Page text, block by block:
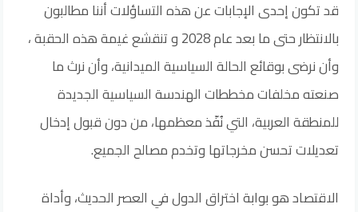
قد تكون إحدى الإجابات عن هذه التساؤلات أننا مطالبون
بالانتظار حتى ما بعد عام 2028 و تنقشع غيمة هذه الحقبة ،
وأن نرضى بوقائع الحالة السياسية الميدانية، وأن نرث ما
صنعته مخلفات مخططات الهندسة السياسية الجديدة
للمنطقة العربية، التي نُفّذ معظمها، من دون قبول إدخال
تعديلات تحسن مخرجاتها وتخدم مصالح الجميع.
الاقتصاد هو بوابة اختراق الدول في العصر الحديث، وأداة